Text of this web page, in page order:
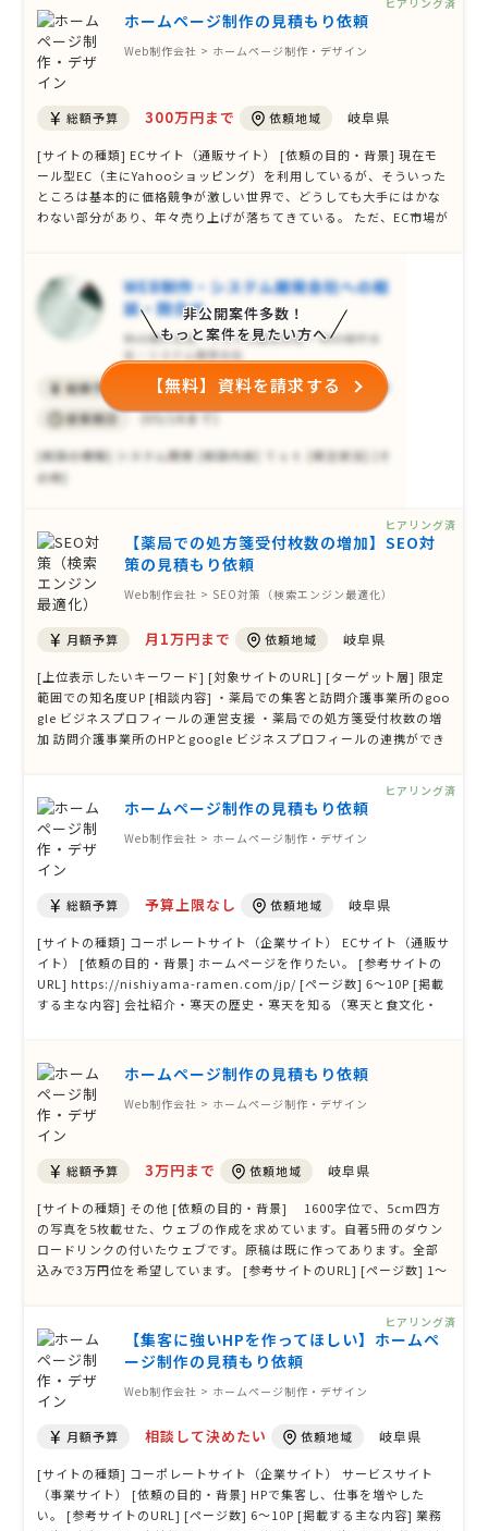
ホームページ制作の見積もり依頼
Web制作会社 > ホームページ制作・デザイン
総額予算 300万円まで 依頼地域 岐阜県
[サイトの種類] ECサイト（通販サイト） [依頼の目的・背景] 現在モ
ール型EC（主にYahooショッピング）を利用しているが、そういった
ところは基本的に価格競争が激しい世界で、どうしても大手にはかな
わない部分があり、年々売り上げが落ちてきている。 ただ、EC市場が
は３店舗あるが、それに …
非公開案件多数！
もっと案件を見たい方へ
【無料】資料を請求する
【薬局での処方箋受付枚数の増加】SEO対
策の見積もり依頼
Web制作会社 > SEO対策（検索エンジン最適化）
月額予算 月1万円まで 依頼地域 岐阜県
[上位表示したいキーワード] [対象サイトのURL] [ターゲット層] 限定
範囲での知名度UP [相談内容] ・薬局での集客と訪問介護事業所のgoo
gle ビジネスプロフィールの運営支援 ・薬局での処方箋受付枚数の増
加 訪問介護事業所のHPとgoogle ビジネスプロフィールの連携ができ
ヒアリング済
ホームページ制作の見積もり依頼
Web制作会社 > ホームページ制作・デザイン
総額予算 予算上限なし 依頼地域 岐阜県
[サイトの種類] コーポレートサイト（企業サイト） ECサイト（通販サ
イト） [依頼の目的・背景] ホームページを作りたい。 [参考サイトの
URL] https://nishiyama-ramen.com/jp/ [ページ数] 6〜10P [掲載
する主な内容] 会社紹介・寒天の歴史・寒天を知る（寒天と食文化・
携 SEO対策 [ …
ヒアリング済
ホームページ制作の見積もり依頼
Web制作会社 > ホームページ制作・デザイン
総額予算 3万円まで 依頼地域 岐阜県
[サイトの種類] その他 [依頼の目的・背景] 1600字位で、5cm四方
の写真を5枚載せた、ウェブの作成を求めています。自著5冊のダウン
ロードリンクの付いたウェブです。原稿は既に作ってあります。全部
込みで3万円位を希望しています。 [参考サイトのURL] [ページ数] 1〜
【集客に強いHPを作ってほしい】ホームペ
ージ制作の見積もり依頼
Web制作会社 > ホームページ制作・デザイン
月額予算 相談して決めたい 依頼地域 岐阜県
[サイトの種類] コーポレートサイト（企業サイト） サービスサイト
（事業サイト） [依頼の目的・背景] HPで集客し、仕事を増やした
い。 [参考サイトのURL] [ページ数] 6〜10P [掲載する主な内容] 業務
ヒアリング済